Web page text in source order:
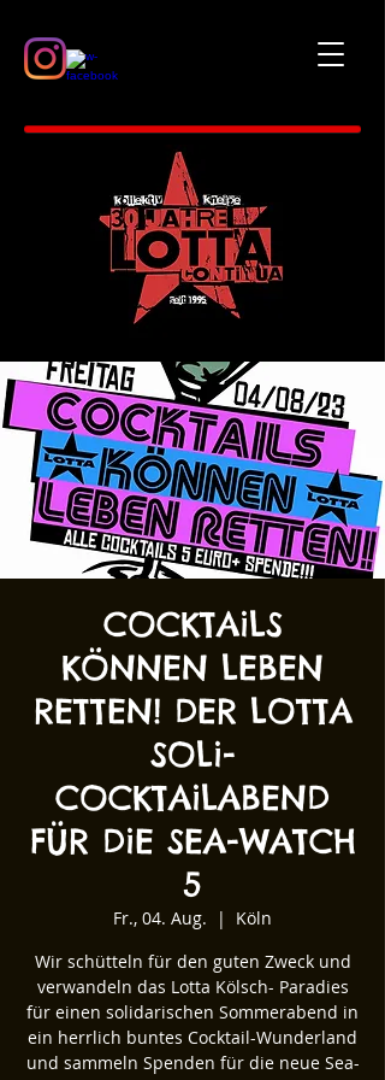
COCKTAiLS
KÖNNEN LEBEN
RETTEN! DER LOTTA
SOLi-
COCKTAiLABEND
FÜR DiE SEA-WATCH
5
Fr., 04. Aug.
  |
Köln
Wir schütteln für den guten Zweck und
verwandeln das Lotta Kölsch- Paradies
für einen solidarischen Sommerabend in
ein herrlich buntes Cocktail-Wunderland
und sammeln Spenden für die neue Sea-